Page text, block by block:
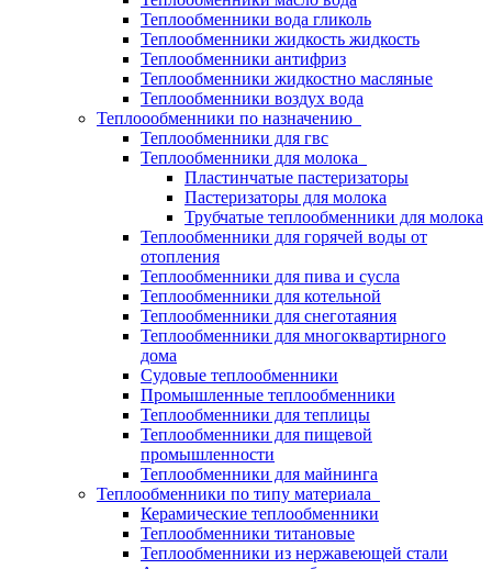
Теплообменники вода гликоль
Теплообменники жидкость жидкость
Теплообменники антифриз
Теплообменники жидкостно масляные
Теплообменники воздух вода
Теплоообменники по назначению
Теплообменники для гвс
Теплообменники для молока
Пластинчатые пастеризаторы
Пастеризаторы для молока
Трубчатые теплообменники для молока
Теплообменники для горячей воды от
отопления
Теплообменники для пива и сусла
Теплообменники для котельной
Теплообменники для снеготаяния
Теплообменники для многоквартирного
дома
Судовые теплообменники
Промышленные теплообменники
Теплообменники для теплицы
Теплообменники для пищевой
промышленности
Теплообменники для майнинга
Теплообменники по типу материала
Керамические теплообменники
Теплообменники титановые
Теплообменники из нержавеющей стали